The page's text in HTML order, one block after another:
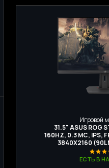
Игровой
31.5" ASUS ROG
160HZ, 0.3 МС, IPS,
3840Х2160
ЕСТЬ В